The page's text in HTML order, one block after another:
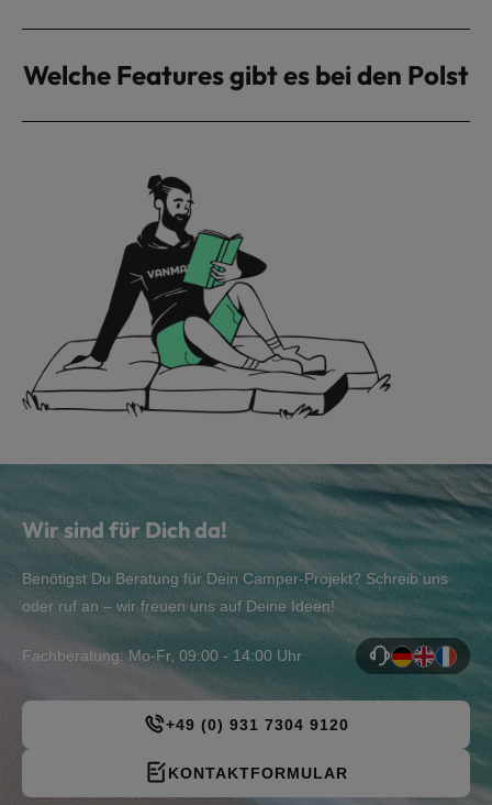
Welche Features gibt es bei den
Wir sind für Dich da!
Benötigst Du Beratung für Dein Camper-Projekt? Schreib uns
oder ruf an – wir freuen uns auf Deine Ideen!
Fachberatung: Mo-Fr, 09:00 - 14:00 Uhr
+49 (0) 931 7304 9120
KONTAKTFORMULAR